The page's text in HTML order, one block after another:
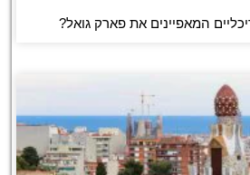
המאפיינים את פארק גואל?